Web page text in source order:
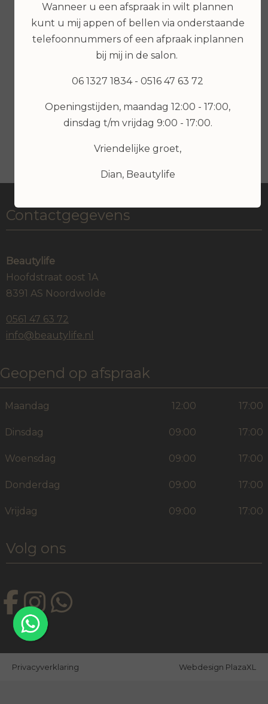
€ 7,99
Bekijken
Contactgegevens
Beautylife
Hoofdstraat oost 1A
8391 AS Noordwolde
0561 47 63 72
info@beautylife.nl
Geopend op afspraak
Maandag 12:00 17:00
Dinsdag 09:00 17:00
Woensdag 09:00 17:00
Donderdag 09:00 17:00
Vrijdag 09:00 17:00
Volg ons
Privacyverklaring Webdesign PlazaXL
Wanneer u een afspraak in wilt plannen
kunt u mij appen of bellen via onderstaande
telefoonnummers of een afpraak inplannen
bij mij in de salon.
06 1327 1834 - 0516 47 63 72
Openingstijden, maandag 12:00 - 17:00,
dinsdag t/m vrijdag 9:00 - 17:00.
Vriendelijke groet,
Dian, Beautylife